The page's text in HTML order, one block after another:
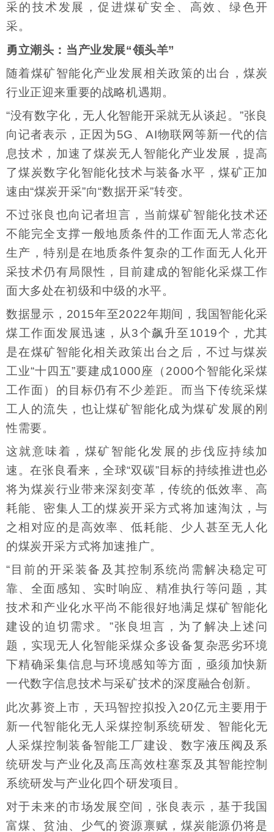
采的技术发展，促进煤矿安全、高效、绿色开
采。
勇立潮头：当产业发展“领头羊”
随着煤矿智能化产业发展相关政策的出台，煤炭
行业正迎来重要的战略机遇期。
“没有数字化，无人化智能开采就无从谈起。”张良
向记者表示，正因为5G、AI物联网等新一代的信
息技术，加速了煤炭无人智能化产业发展，提高
了煤炭数字化智能化技术与装备水平，煤矿正加
速由“煤炭开采”向“数据开采”转变。
不过张良也向记者坦言，当前煤矿智能化技术还
不能完全支撑一般地质条件的工作面无人常态化
生产，特别是在地质条件复杂的工作面无人化开
采技术仍有局限性，目前建成的智能化采煤工作
面大多处在初级和中级的水平。
数据显示，2015年至2022年期间，我国智能化采
煤工作面发展迅速，从3个飙升至1019个，尤其
是在煤矿智能化相关政策出台之后，不过与煤炭
工业“十四五”要建成1000座（2000个智能化采煤
工作面）的目标仍有不少差距。而当下传统采煤
工人的流失，也让煤矿智能化成为煤矿发展的刚
性需要。
这就意味着，煤矿智能化发展的步伐应持续加
速。在张良看来，全球“双碳”目标的持续推进也必
将为煤炭行业带来深刻变革，传统的低效率、高
耗能、密集人工的煤炭开采方式将加速淘汰，与
之相对应的是高效率、低耗能、少人甚至无人化
的煤炭开采方式将加速推广。
“目前的开采装备及其控制系统尚需解决稳定可
靠、全面感知、实时响应、精准执行等问题，其
技术和产业化水平尚不能很好地满足煤矿智能化
建设的迫切需求。”张良坦言，为了解决上述问
题，实现无人化智能采煤众多设备复杂恶劣环境
下精确采集信息与环境感知等方面，亟须加快新
一代数字信息技术与采矿技术的深度融合创新。
此次募资上市，天玛智控拟投入20亿元主要用于
新一代智能化无人采煤控制系统研发、智能化无
人采煤控制装备智能工厂建设、数字液压阀及系
统研发与产业化及高压高效柱塞泵及其智能控制
系统研发与产业化四个研发项目。
对于未来的市场发展空间，张良表示，基于我国
富煤、贫油、少气的资源禀赋，煤炭能源仍将是